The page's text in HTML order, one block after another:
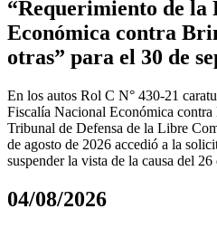
“Requerimiento de la
Económica contra
otras” para el 30 de
En los autos Rol C N° 430-21
Fiscalía Nacional Económica
Tribunal de Defensa de la Libre
de agosto de 2026 accedió a la
suspender la vista de la causa del
04/08/2026